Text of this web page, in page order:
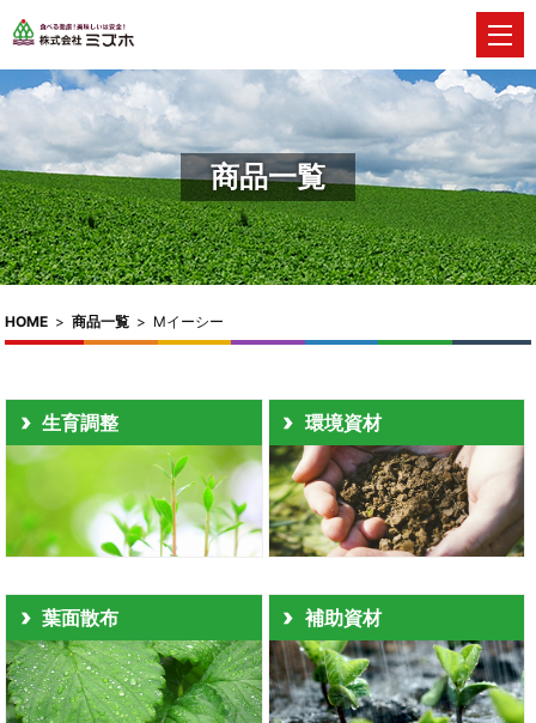
商品一覧
HOME > 商品一覧 > Mイーシー
生育調整 環境資材
葉面散布 補助資材